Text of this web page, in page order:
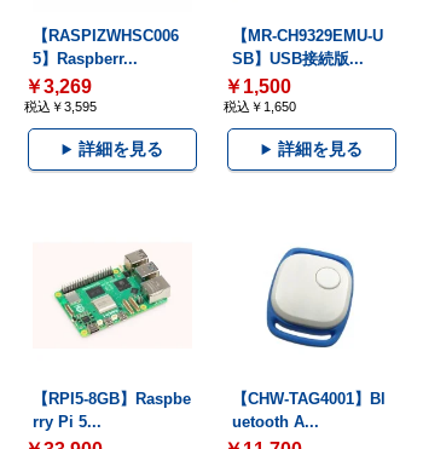
【RASPIZWHSC006
5】Raspberr...
￥3,269
税込￥3,595
詳細を見る
【MR-CH9329EMU-U
SB】USB接続版...
￥1,500
税込￥1,650
詳細を見る
【RPI5-8GB】Raspbe
rry Pi 5...
【CHW-TAG4001】Bl
uetooth A...